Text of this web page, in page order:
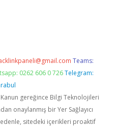
Teams:
0262 606 0 726 Telegram:
Kanun gereğince Bilgi Teknolojileri
onaylanmış bir Yer Sağlayıcı
sitedeki içerikleri proaktif